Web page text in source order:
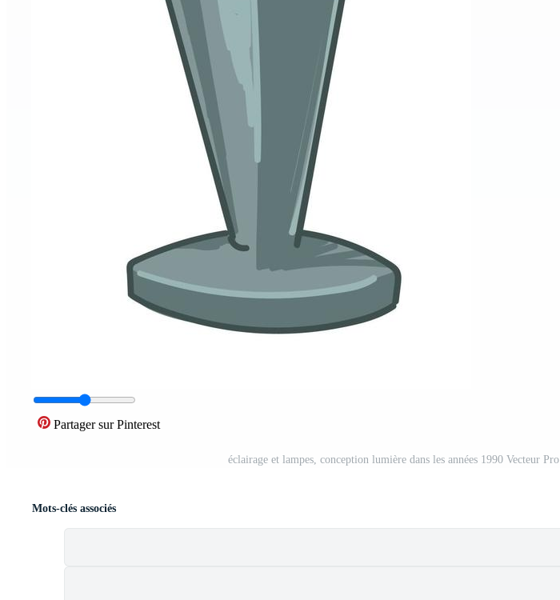
Partager sur Pinterest
éclairage et lampes, conception lumière dans les années 1990 Vecteur Pro
Mots-clés associés